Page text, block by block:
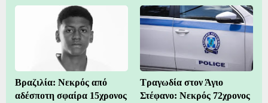
Βραζιλία: Νεκρός από
αδέσποτη σφαίρα 15χρονος
Τραγωδία στον Άγιο
Στέφανο: Νεκρός 72χρονος